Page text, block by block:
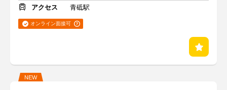
アクセス
青砥駅
オンライン面接可
NEW